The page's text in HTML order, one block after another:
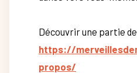
Découvrir une partie
https://
propos/